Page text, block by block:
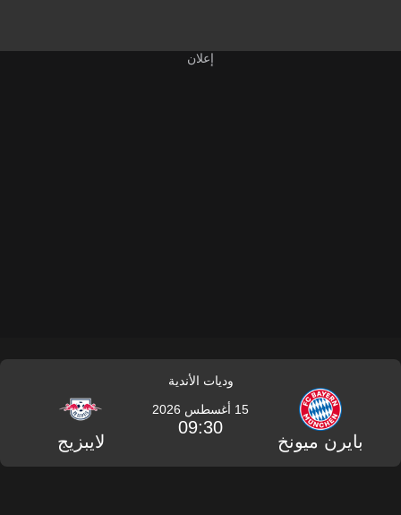
وديات الأندية
بايرن ميونخ
15 أغسطس 2026
09:30
لايبزيج